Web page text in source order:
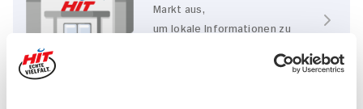
Markt aus,
um lokale Informationen zu